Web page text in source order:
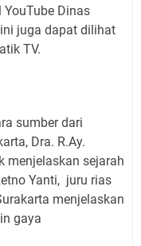
Dinas
juga dapat dilihat
TV.
sumber dari
Dra. R.Ay.
menjelaskan sejarah
Yanti, juru rias
menjelaskan
gaya